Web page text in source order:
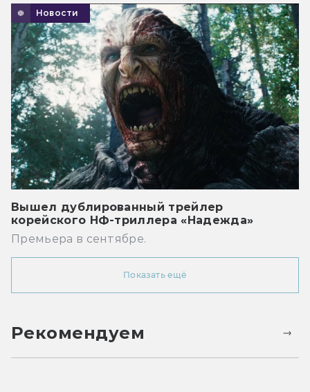
Новости
Вышел дублированный трейлер
корейского НФ-триллера «Надежда»
Премьера в сентябре.
Показать ещё
Рекомендуем